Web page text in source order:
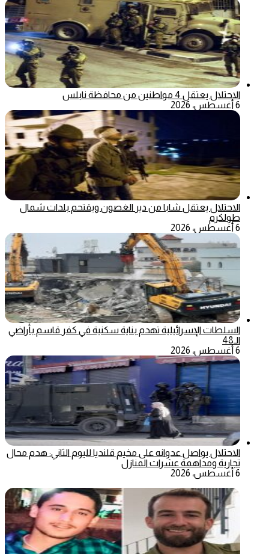
الاحتلال يعتقل 4 مواطنين من محافظة نابلس
6 أغسطس، 2026
الاحتلال يعتقل شابا من دير الغصون ويقتحم بلدات شمال
طولكرم
6 أغسطس، 2026
السلطات الإسرائيلية تهدم بناية سكنية في كفر قاسم بأراضي
الـ48
6 أغسطس، 2026
الاحتلال يواصل عدوانه على مخيم قلنديا لليوم الثاني: هدم محال
تجارية ومداهمة عشرات المنازل
6 أغسطس، 2026